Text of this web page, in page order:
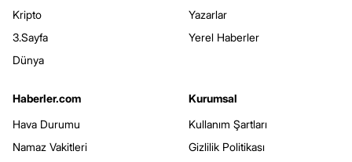
Kripto
3.Sayfa
Dünya
Yazarlar
Yerel Haberler
Haberler.com
Hava Durumu
Namaz Vakitleri
Kurumsal
Kullanım Şartları
Gizlilik Politikası